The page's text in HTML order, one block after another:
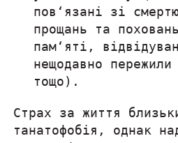
пов‘язані зі
прощань та
пам‘яті,
нещодавно
тощо).
Страх за життя
танатофобія, однак